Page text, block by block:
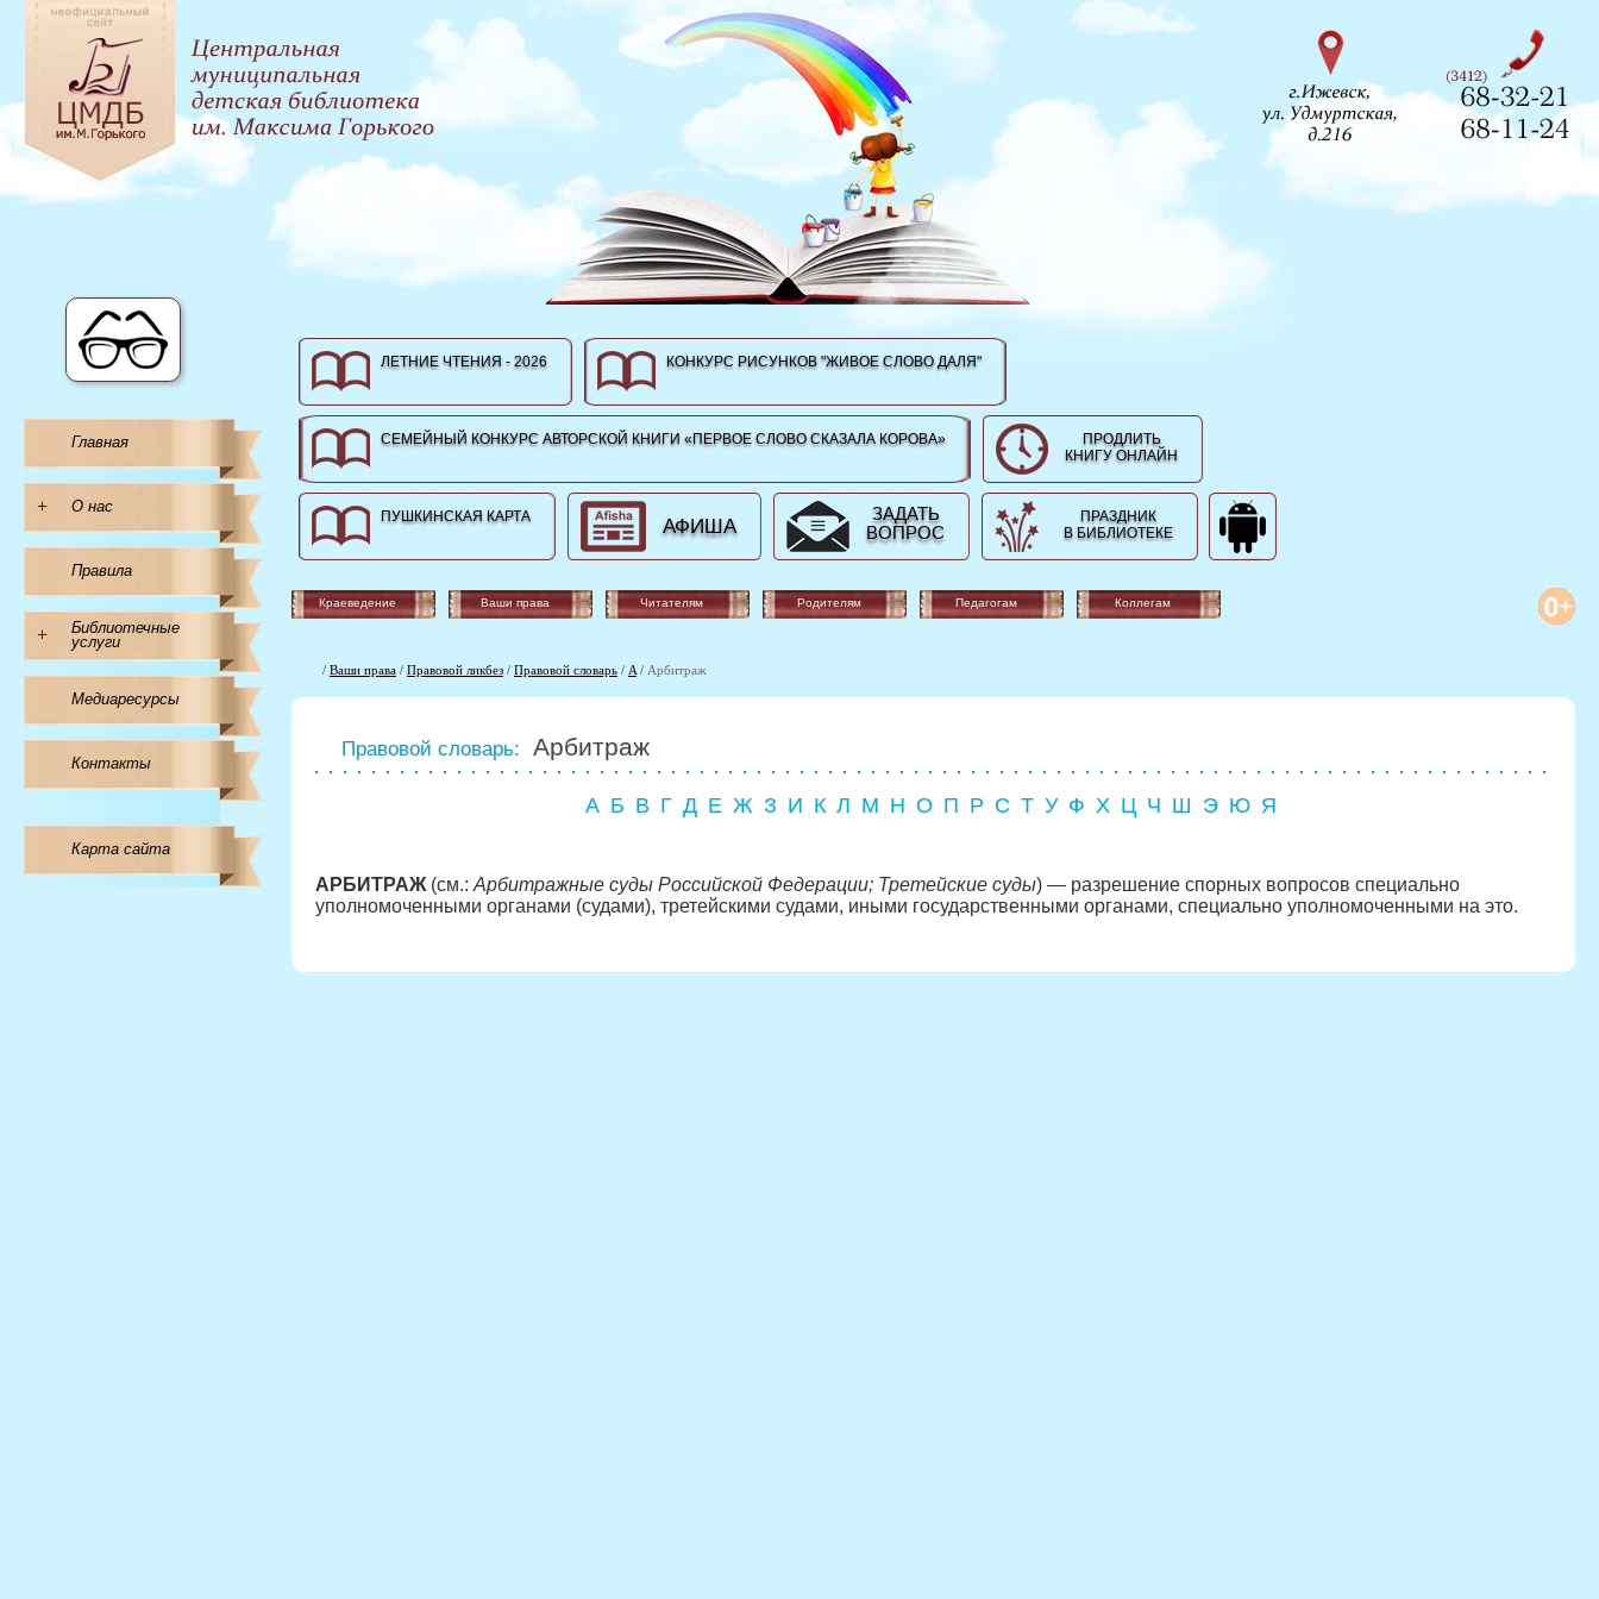
Главная
+ О нас
Правила
+
Библиотечные
услуги
Медиаресурсы
Контакты
Карта сайта
ЛЕТНИЕ ЧТЕНИЯ - 2026 КОНКУРС РИСУНКОВ "ЖИВОЕ СЛОВО ДАЛЯ"
СЕМЕЙНЫЙ КОНКУРС АВТОРСКОЙ КНИГИ «ПЕРВОЕ СЛОВО СКАЗАЛА КОРОВА»
ПРОДЛИТЬ
КНИГУ ОНЛАЙН
ПУШКИНСКАЯ КАРТА АФИША
ЗАДАТЬ
ВОПРОС
ПРАЗДНИК
В БИБЛИОТЕКЕ
Краеведение Ваши права Читателям Родителям Педагогам Коллегам
/ Ваши права / Правовой ликбез / Правовой словарь / A / Арбитраж
Правовой словарь: Арбитраж
А Б В Г Д Е Ж З И К Л М Н О П Р С Т У Ф Х Ц Ч Ш Э Ю Я
АРБИТРАЖ (см.: Арбитражные суды Российской Федерации; Третейские суды) — разрешение спорных вопросов специально
уполномоченными органами (судами), третейскими судами, иными государственными органами, специально уполномоченными на это.